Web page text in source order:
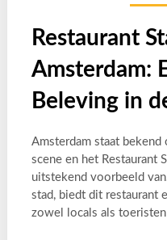
Restaurant
Amsterdam:
Beleving in
Amsterdam staat
scene en het Restaurant
uitstekend voorbeeld
stad, biedt dit restaurant
zowel locals als toeristen